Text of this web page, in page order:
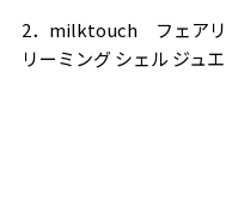
2．milktouch フェアリ
リーミング シェル ジュ